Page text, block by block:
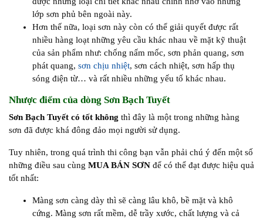
lớp sơn phủ bên ngoài này.
Hơn thế nữa, loại sơn này còn có thể giải quyết được rất
nhiều hàng loạt những yêu cầu khác nhau về mặt kỹ thuật
của sản phẩm như: chống nấm mốc, sơn phản quang, sơn
phát quang, sơn chịu nhiệt, sơn cách nhiệt, sơn hấp thụ
sóng điện từ… và rất nhiều những yếu tố khác nhau.
Nhược điểm của dòng Sơn Bạch Tuyết
Sơn Bạch Tuyết có tốt không thì đây là một trong những hàng
sơn đã được khá đông đảo mọi người sử dụng.
Tuy nhiên, trong quá trình thi công bạn vẫn phải chú ý đến một số
những điều sau cùng MUA BÁN SƠN để có thể đạt được hiệu quả
tốt nhất:
Màng sơn càng dày thì sẽ càng lâu khô, bề mặt và khô
cứng. Màng sơn rất mềm, dễ trầy xước, chất lượng và cả